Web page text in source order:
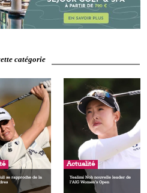
catégorie
se rapproche de la
Actualité
Yealimi Noh nouvelle leader de
l’AIG Women’s Open